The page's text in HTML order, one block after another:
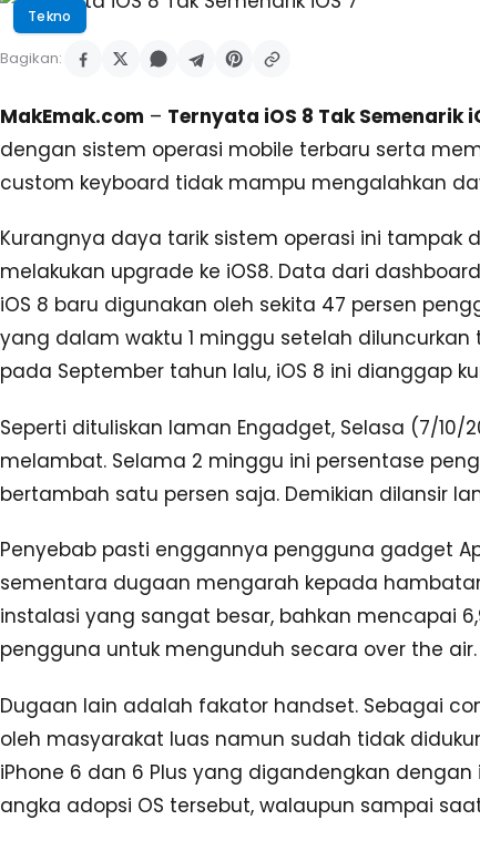
Tekno
Bagikan:
MakEmak.com – Ternyata iOS 8 Tak Semenarik
dengan sistem operasi mobile terbaru serta
custom keyboard tidak mampu mengalahkan
Kurangnya daya tarik sistem operasi ini
melakukan upgrade ke iOS8. Data dari
iOS 8 baru digunakan oleh sekita 47 persen
yang dalam waktu 1 minggu setelah
pada September tahun lalu, iOS 8 ini dianggap
Seperti dituliskan laman Engadget, Selasa (7/10/
melambat. Selama 2 minggu ini persentase
bertambah satu persen saja. Demikian dilansir
Penyebab pasti enggannya pengguna gadget
sementara dugaan mengarah kepada
instalasi yang sangat besar, bahkan mencapai
pengguna untuk mengunduh secara over the air.
Dugaan lain adalah fakator handset. Sebagai
oleh masyarakat luas namun sudah tidak
iPhone 6 dan 6 Plus yang digandengkan
angka adopsi OS tersebut, walaupun sampai